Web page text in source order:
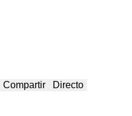
Compartir Directo